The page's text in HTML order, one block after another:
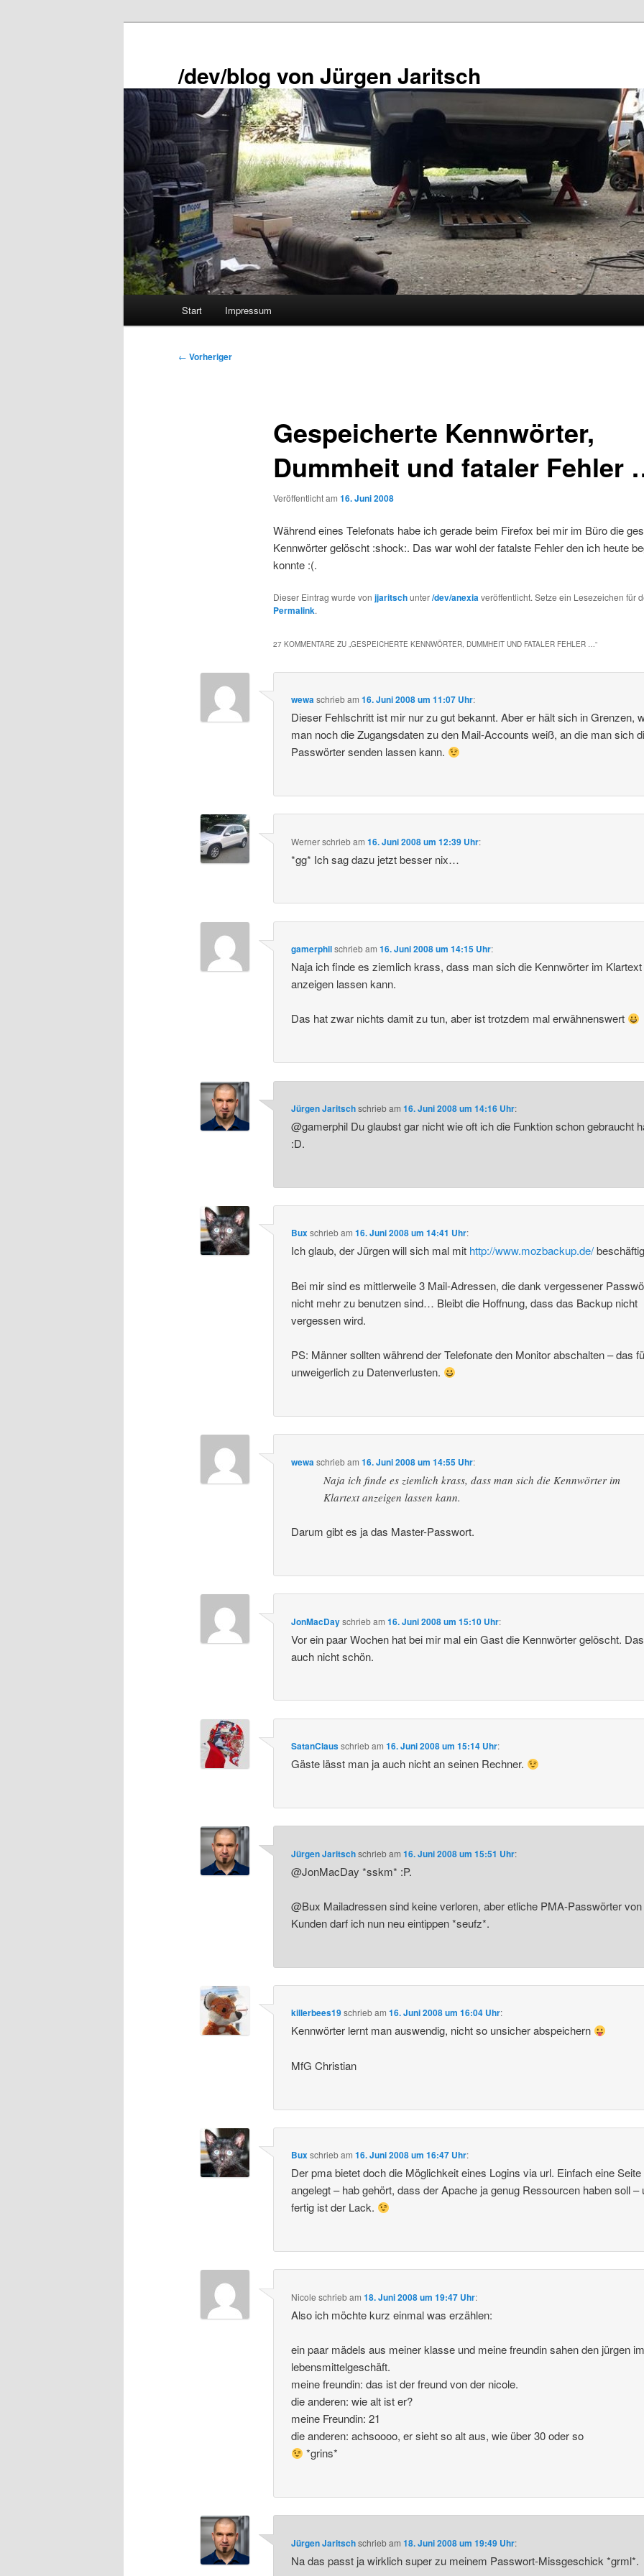
/dev/blog von Jürgen Jaritsch
Start Impressum
Beitragsnavigation
← Vorheriger
Gespeicherte Kennwörter,
Dummheit und fataler Fehler
Veröffentlicht am 16. Juni 2008
Während eines Telefonats habe ich gerade beim Firefox bei mir im Büro die
Kennwörter gelöscht :shock:. Das war wohl der fatalste Fehler den ich heute
konnte :(.
Dieser Eintrag wurde von jjaritschunter/dev/anexiaveröffentlicht. Setze ein Lesezeichen für
Permalink.
27 KOMMENTARE ZU „ GESPEICHERTE KENNWÖRTER, DUMMHEIT UND FATALER FEHLER … “
wewaschriebam16. Juni 2008 um 11:07 Uhr:
Dieser Fehlschritt ist mir nur zu gut bekannt. Aber er hält sich in Grenzen,
man noch die Zugangsdaten zu den Mail-Accounts weiß, an die man sich
Passwörter senden lassen kann.
Wernerschriebam16. Juni 2008 um 12:39 Uhr:
*gg* Ich sag dazu jetzt besser nix…
gamerphilschriebam16. Juni 2008 um 14:15 Uhr:
Naja ich finde es ziemlich krass, dass man sich die Kennwörter im Klartext
anzeigen lassen kann.
Das hat zwar nichts damit zu tun, aber ist trotzdem mal erwähnenswert
Jürgen Jaritschschriebam16. Juni 2008 um 14:16 Uhr:
@gamerphil Du glaubst gar nicht wie oft ich die Funktion schon gebraucht
:D.
Buxschriebam16. Juni 2008 um 14:41 Uhr:
Ich glaub, der Jürgen will sich mal mit http://www.mozbackup.de/
Bei mir sind es mittlerweile 3 Mail-Adressen, die dank vergessener
nicht mehr zu benutzen sind… Bleibt die Hoffnung, dass das Backup nicht
vergessen wird.
PS: Männer sollten während der Telefonate den Monitor abschalten – das
unweigerlich zu Datenverlusten.
wewaschriebam16. Juni 2008 um 14:55 Uhr:
Naja ich finde es ziemlich krass, dass man sich die Kennwörter im
Klartext anzeigen lassen kann.
Darum gibt es ja das Master-Passwort.
JonMacDayschriebam16. Juni 2008 um 15:10 Uhr:
Vor ein paar Wochen hat bei mir mal ein Gast die Kennwörter gelöscht.
auch nicht schön.
SatanClausschriebam16. Juni 2008 um 15:14 Uhr:
Gäste lässt man ja auch nicht an seinen Rechner.
Jürgen Jaritschschriebam16. Juni 2008 um 15:51 Uhr:
@JonMacDay *sskm* :P.
@Bux Mailadressen sind keine verloren, aber etliche PMA-Passwörter von
Kunden darf ich nun neu eintippen *seufz*.
killerbees19schriebam16. Juni 2008 um 16:04 Uhr:
Kennwörter lernt man auswendig, nicht so unsicher abspeichern
MfG Christian
Buxschriebam16. Juni 2008 um 16:47 Uhr:
Der pma bietet doch die Möglichkeit eines Logins via url. Einfach eine Seite
angelegt – hab gehört, dass der Apache ja genug Ressourcen haben soll –
fertig ist der Lack.
Nicole schriebam18. Juni 2008 um 19:47 Uhr:
Also ich möchte kurz einmal was erzählen:
ein paar mädels aus meiner klasse und meine freundin sahen den jürgen
lebensmittelgeschäft.
meine freundin: das ist der freund von der nicole.
die anderen: wie alt ist er?
meine Freundin: 21
die anderen: achsoooo, er sieht so alt aus, wie über 30 oder so
*grins*
Jürgen Jaritschschriebam18. Juni 2008 um 19:49 Uhr:
Na das passt ja wirklich super zu meinem Passwort-Missgeschick *grml*.